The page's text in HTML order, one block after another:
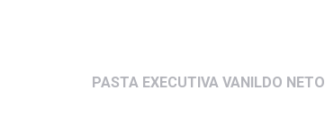
PASTA EXECUTIVA VANILDO NETO